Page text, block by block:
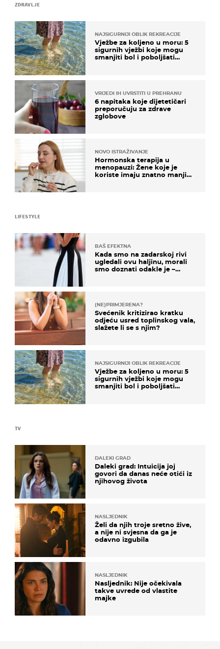
ZDRAVLJE
NAJSIGURNIJI OBLIK REKREACIJE
Vježbe za koljeno u moru: 5
sigurnih vježbi koje mogu
smanjiti bol i poboljšati
VRIJEDI IH UVRSTITI U PREHRANU
6 napitaka koje dijetetičari
preporučuju za zdrave
zglobove
NOVO ISTRAŽIVANJE
Hormonska terapija u
menopauzi: Žene koje je
koriste imaju znatno manji
TV
DALEKI GRAD
Daleki grad: Intuicija joj
govori da danas neće otići iz
njihovog života
NASLJEDNIK
Želi da njih troje sretno žive,
a nije ni svjesna da ga je
odavno izgubila
NASLJEDNIK
Nasljednik: Nije očekivala
takve uvrede od vlastite
majke
LIFESTYLE
BAŠ EFEKTNA
Kada smo na zadarskoj rivi
ugledali ovu haljinu, morali
smo doznati odakle je –
(NE)PRIMJERENA?
Svećenik kritizirao kratku
odjeću usred toplinskog vala,
slažete li se s njim?
NAJSIGURNIJI OBLIK REKREACIJE
Vježbe za koljeno u moru: 5
sigurnih vježbi koje mogu
smanjiti bol i poboljšati